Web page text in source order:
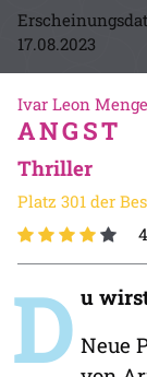
17.08.2023
Ivar Leon
ANGST
Thriller
Platz 301 der
D u
Neue